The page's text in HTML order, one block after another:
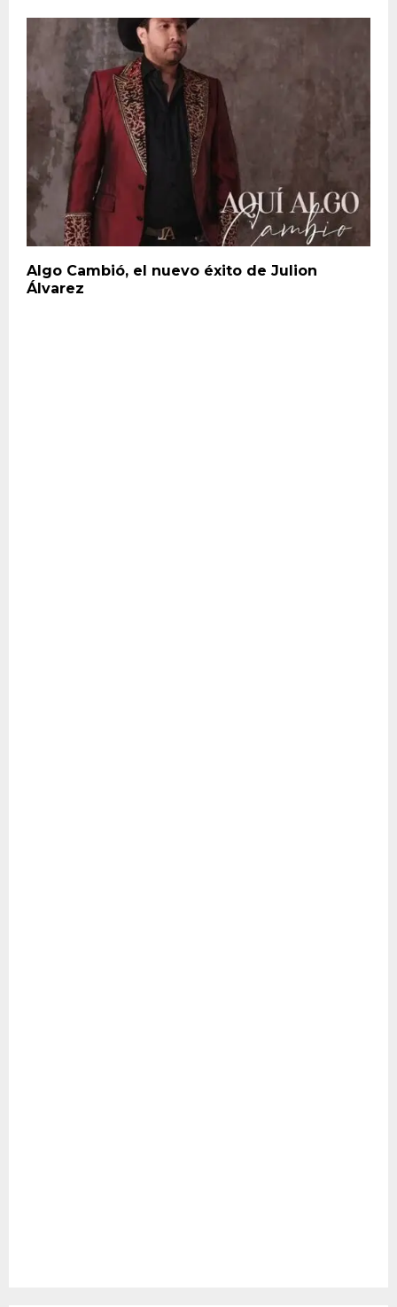
Algo Cambió, el nuevo éxito de Julion
Álvarez